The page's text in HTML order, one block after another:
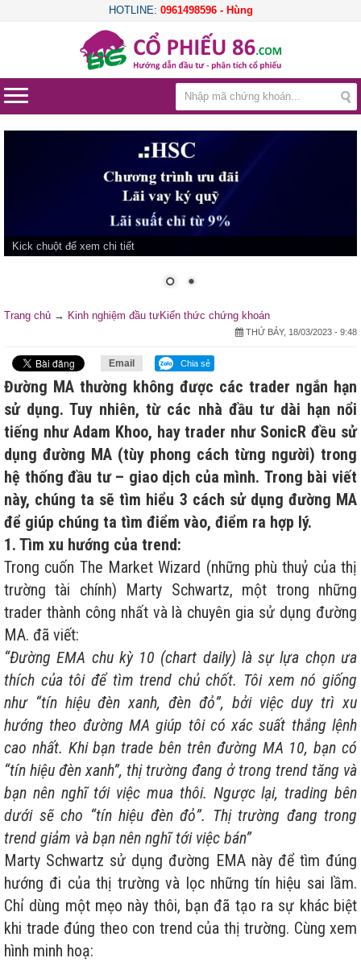
HOTLINE: 0961498596 - Hùng
Kick chuột để xem chi tiết
Trang chủ → Kinh nghiệm đầu tưKiến thức chứng khoán
THỨ BẢY, 18/03/2023 - 9:48
Email Chia sẻ
Đường MA thường không được các trader ngắn hạn
sử dụng. Tuy nhiên, từ các nhà đầu tư dài hạn nổi
tiếng như Adam Khoo, hay trader như SonicR đều sử
dụng đường MA (tùy phong cách từng người) trong
hệ thống đầu tư – giao dịch của mình. Trong bài viết
này, chúng ta sẽ tìm hiểu 3 cách sử dụng đường MA
để giúp chúng ta tìm điểm vào, điểm ra hợp lý.
1. Tìm xu hướng của trend:
Trong cuốn The Market Wizard (những phù thuỷ của thị
trường tài chính) Marty Schwartz, một trong những
trader thành công nhất và là chuyên gia sử dụng đường
MA. đã viết:
“Đường EMA chu kỳ 10 (chart daily) là sự lựa chọn ưa
thích của tôi để tìm trend chủ chốt. Tôi xem nó giống
như “tín hiệu đèn xanh, đèn đỏ”, bởi việc duy trì xu
hướng theo đường MA giúp tôi có xác suất thắng lệnh
cao nhất. Khi bạn trade bên trên đường MA 10, bạn có
“tín hiệu đèn xanh”, thị trường đang ở trong trend tăng và
bạn nên nghĩ tới việc mua thôi. Ngược lại, trading bên
dưới sẽ cho “tín hiệu đèn đỏ”. Thị trường đang trong
trend giảm và bạn nên nghĩ tới việc bán”
Marty Schwartz sử dụng đường EMA này để tìm đúng
hướng đi của thị trường và lọc những tín hiệu sai lầm.
Chỉ dùng một mẹo này thôi, bạn đã tạo ra sự khác biệt
khi trade đúng theo con trend của thị trường. Cùng xem
hình minh hoạ: